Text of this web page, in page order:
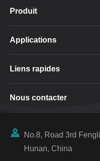
Produit
Applications
Liens rapides
Nous contacter

No.8, Road 3rd
Hunan, China